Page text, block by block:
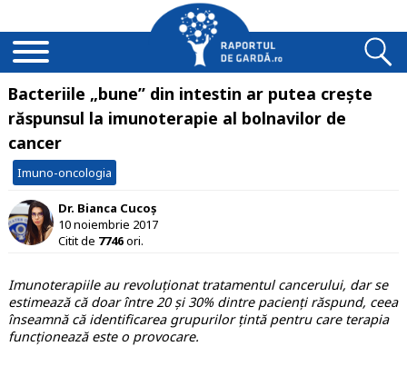
Bacteriile „bune” din intestin ar putea crește
răspunsul la imunoterapie al bolnavilor de
cancer
Imuno-oncologia
Dr. Bianca Cucoș
10 noiembrie 2017
Citit de 7746ori.
Imunoterapiile au revoluționat tratamentul cancerului, dar se
estimează că doar între 20 și 30% dintre pacienți răspund, ceea
înseamnă că identificarea grupurilor țintă pentru care terapia
funcționează este o provocare.